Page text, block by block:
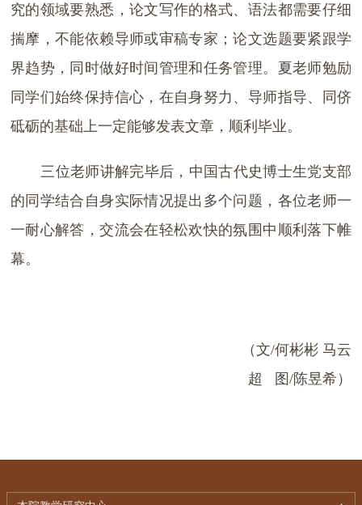
究的领域要熟悉，论文写作的格式、语法都需要仔细
揣摩，不能依赖导师或审稿专家；论文选题要紧跟学
界趋势，同时做好时间管理和任务管理。夏老师勉励
同学们始终保持信心，在自身努力、导师指导、同侪
砥砺的基础上一定能够发表文章，顺利毕业。
三位老师讲解完毕后，中国古代史博士生党支部
的同学结合自身实际情况提出多个问题，各位老师一
一耐心解答，交流会在轻松欢快的氛围中顺利落下帷
幕。
（文/何彬彬 马云
超 图/陈昱希）